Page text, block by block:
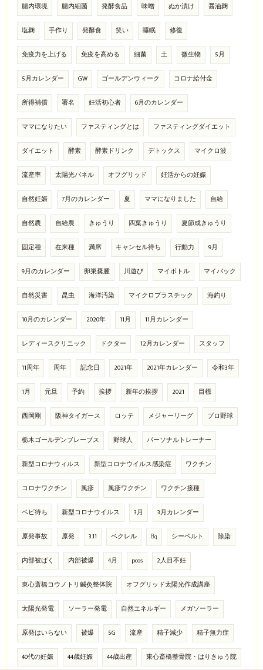
腸内環境 腸内細菌 発酵食品 味噌 ぬか漬け 醤油麹
塩麹 手作り 発酵食 笑い 睡眠 修復
免疫力を上げる 免疫を高める 細菌 土 微生物 5月
5月カレンダー GW ゴールデンウィーク コロナ給付金
所得補償 署名 妊活初心者 6月のカレンダー
ママになりたい ファスティングとは ファスティングダイエット
ダイエット 酵素 酵素ドリンク デトックス マイクロ波
流産率 太陽光パネル オフグリッド 妊活からの妊娠
自然妊娠 7月のカレンダー 夏 ママになりました 自給
自然農 自給農 きゅうり 四葉きゅうり 夏節成きゅうり
固定種 在来種 満席 キャンセル待ち 行動力 9月
9月のカレンダー 卵巣嚢腫 川遊び マイボトル マイバック
自然災害 昆虫 海洋汚染 マイクロプラスチック 海釣り
10月のカレンダー 2020年 11月 11月カレンダー
レディースクリニック ドクター 12月カレンダー スタッフ
11周年 周年 記念日 2021年 2021年カレンダー 令和3年
1月 元旦 予約 挨拶 新年の挨拶 2021 目標
西岡剛 阪神タイガース ロッテ メジャーリーグ プロ野球
栃木ゴールデンブレーブス 野球人 パーソナルトレーナー
新型コロナウィルス 新型コロナウイルス感染症 ワクチン
コロナワクチン 風疹 風疹ワクチン ワクチン接種
ベビ待ち 新型コロナウイルス 3月 3月カレンダー
原発事故 原発 3.11 ベクレル ㏃ シーベルト 除染
内部被ばく 内部被爆 4月 pcos 2人目不妊
東心斎橋コウノトリ鍼灸整体院 オフグリッド太陽光作成講座
太陽光発電 ソーラー発電 自然エネルギー メガソーラー
原発はいらない 被爆 5G 流産 精子減少 精子無力症
40代の妊娠 44歳妊娠 44歳出産 東心斎橋整骨院・はりきゅう院